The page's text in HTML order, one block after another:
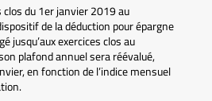
clos du 1er janvier 2019 au
de la déduction pour épargne
jusqu’aux exercices clos au
plafond annuel sera réévalué,
en fonction de l’indice mensuel